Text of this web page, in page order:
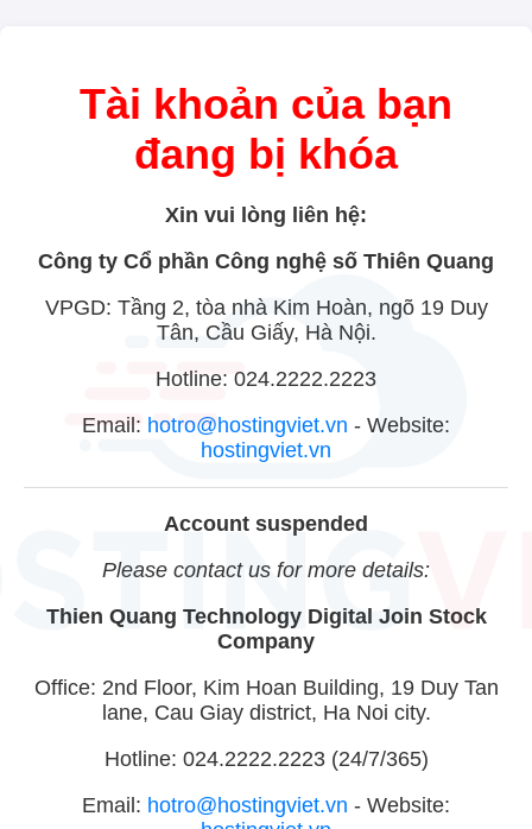
Tài khoản của bạn
đang bị khóa
Xin vui lòng liên hệ:
Công ty Cổ phần Công nghệ số Thiên Quang
VPGD: Tầng 2, tòa nhà Kim Hoàn, ngõ 19 Duy
Tân, Cầu Giấy, Hà Nội.
Hotline: 024.2222.2223
Email: hotro@hostingviet.vn - Website:
hostingviet.vn
Account suspended
Please contact us for more details:
Thien Quang Technology Digital Join Stock
Company
Office: 2nd Floor, Kim Hoan Building, 19 Duy Tan
lane, Cau Giay district, Ha Noi city.
Hotline: 024.2222.2223 (24/7/365)
Email: hotro@hostingviet.vn - Website: